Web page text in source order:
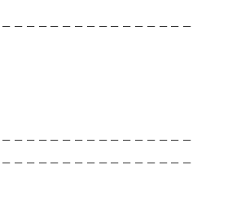
－－－－－－－－－－－－－－－
－－－－－－－－－－－－－－－
－－－－－－－－－－－－－－－